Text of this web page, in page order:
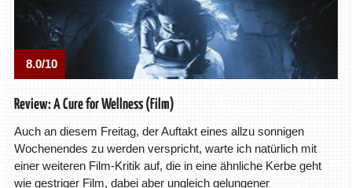
8.0/10
Review: A Cure for Wellness (Film)
Auch an diesem Freitag, der Auftakt eines allzu sonnigen
Wochenendes zu werden verspricht, warte ich natürlich mit
einer weiteren Film-Kritik auf, die in eine ähnliche Kerbe geht
wie gestriger Film, dabei aber ungleich gelungener